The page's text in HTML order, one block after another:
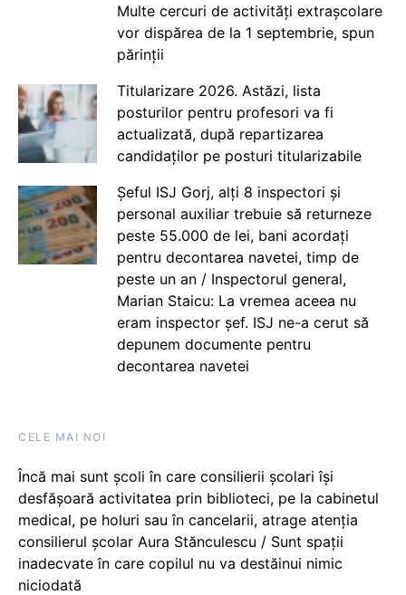
Multe cercuri de activități extrașcolare
vor dispărea de la 1 septembrie, spun
părinții
Titularizare 2026. Astăzi, lista
posturilor pentru profesori va fi
actualizată, după repartizarea
candidaților pe posturi titularizabile
Șeful ISJ Gorj, alți 8 inspectori și
personal auxiliar trebuie să returneze
peste 55.000 de lei, bani acordați
pentru decontarea navetei, timp de
peste un an / Inspectorul general,
Marian Staicu: La vremea aceea nu
eram inspector șef. ISJ ne-a cerut să
depunem documente pentru
decontarea navetei
CELE MAI NOI
Încă mai sunt școli în care consilierii școlari își
desfășoară activitatea prin biblioteci, pe la cabinetul
medical, pe holuri sau în cancelarii, atrage atenția
consilierul școlar Aura Stănculescu / Sunt spații
inadecvate în care copilul nu va destăinui nimic
niciodată